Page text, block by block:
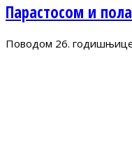
Парастосом и
Поводом 26. годишњице